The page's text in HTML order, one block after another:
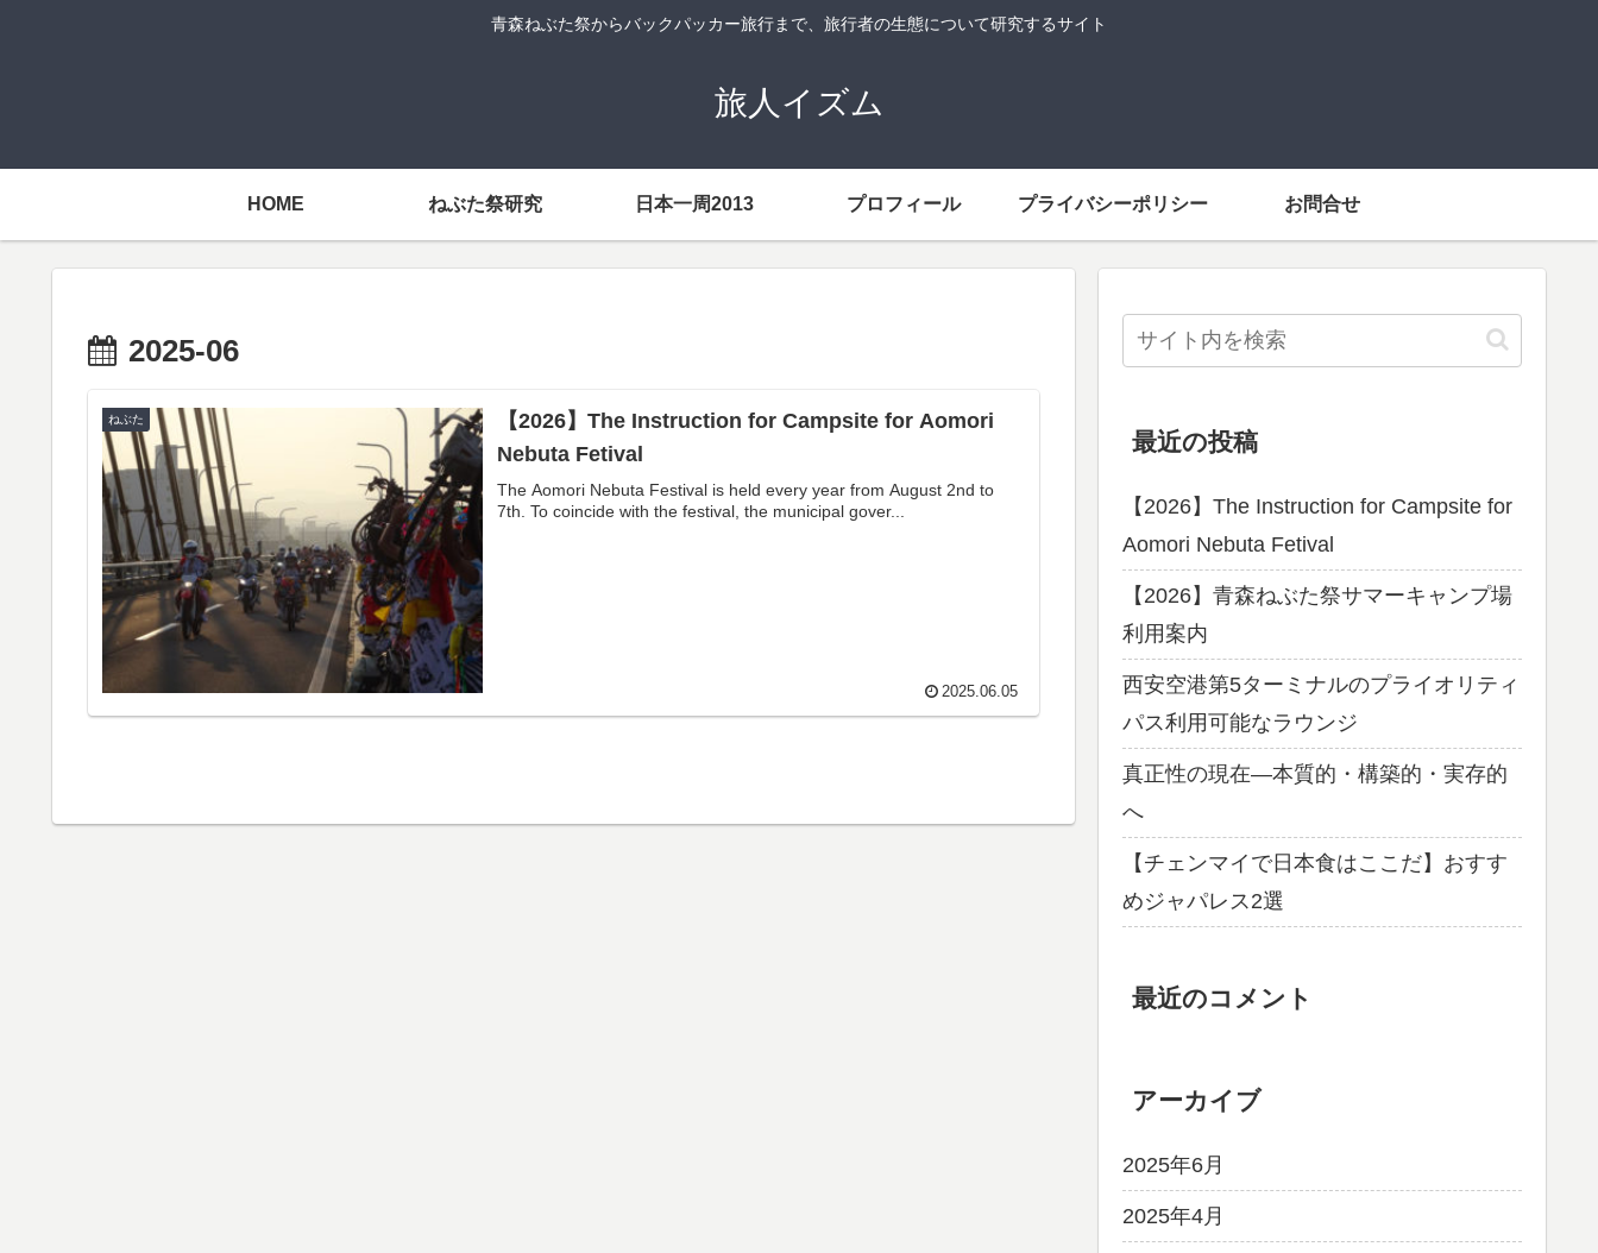
青森ねぶた祭からバックパッカー旅行まで、旅行者の生態について研究するサイト
旅人イズム
HOME ねぶた祭研究 日本一周2013 プロフィール プライバシーポリシー お問合せ
2025-06
ねぶた
【2026】The Instruction for Campsite for Aomori
Nebuta Fetival
The Aomori Nebuta Festival is held every year from August 2nd to
7th. To coincide with the festival, the municipal gover...
2025.06.05
最近の投稿
【2026】The Instruction for Campsite for
Aomori Nebuta Fetival
【2026】青森ねぶた祭サマーキャンプ場
利用案内
西安空港第5ターミナルのプライオリティ
パス利用可能なラウンジ
真正性の現在―本質的・構築的・実存的
へ
【チェンマイで日本食はここだ】おすす
めジャパレス2選
最近のコメント
アーカイブ
2025年6月
2025年4月